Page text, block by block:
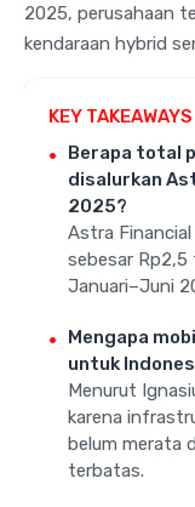
2025, perusahaan
kendaraan hybrid
KEY TAKEAWAYS
Berapa total
disalurkan
2025?
Astra
sebesar Rp2,5
Januari–Juni
Mengapa
untuk
Menurut
karena
belum merata
terbatas.